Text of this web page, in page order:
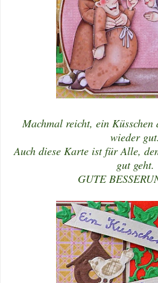
Machmal reicht, ein
wieder gut.
Auch diese Karte ist für Alle,
gut geht.
GUTE